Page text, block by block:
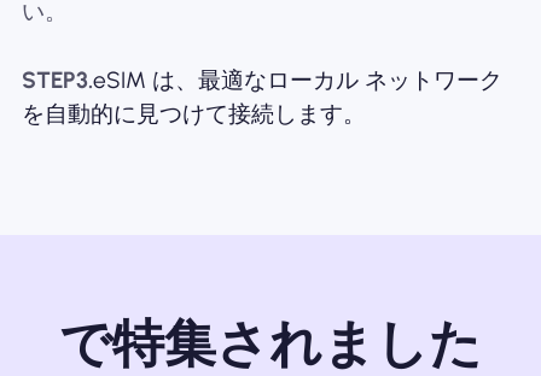
い。
STEP3.eSIM は、最適なローカル ネットワーク
を自動的に見つけて接続します。
で特集されました